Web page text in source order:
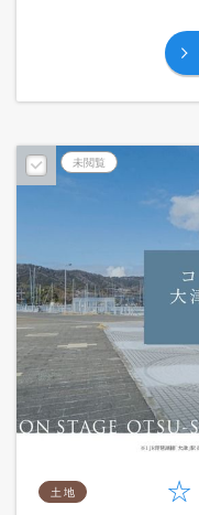
未閲覧
土 地